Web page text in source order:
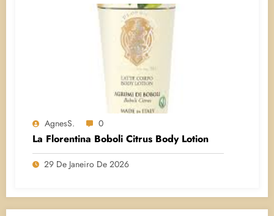
AgnesS. 0
La Florentina Boboli Citrus Body Lotion
29 De Janeiro De 2026